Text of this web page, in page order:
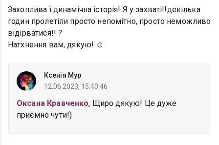
Захоплива і динамічна історія! Я у захваті!!декілька
годин пролетіли просто непомітно, просто неможливо
відірватися!! ?
Натхнення вам, дякую! ☺️
Ксенія Мур
12.06.2023, 15:40:46
Оксана Кравченко, Щиро дякую! Це дуже
приємно чути!)